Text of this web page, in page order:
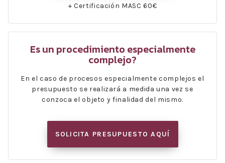
+ Certificación MASC 60€
Es un procedimiento especialmente
complejo?
En el caso de procesos especialmente complejos el
presupuesto se realizará a medida una vez se
conzoca el objeto y finalidad del mismo.
SOLICITA PRESUPUESTO AQUÍ